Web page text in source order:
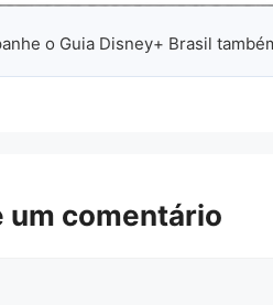
o Guia Disney+ Brasil
um comentário